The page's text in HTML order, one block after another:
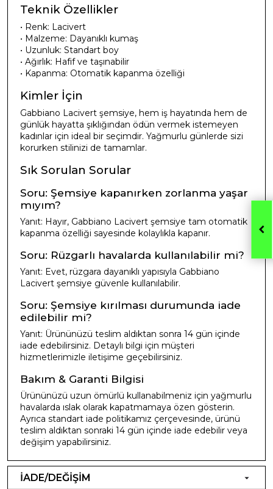
Teknik Özellikler
• Renk: Lacivert
• Malzeme: Dayanıklı kumaş
• Uzunluk: Standart boy
• Ağırlık: Hafif ve taşınabilir
• Kapanma: Otomatik kapanma özelliği
Kimler İçin
Gabbiano Lacivert şemsiye, hem iş hayatında hem de
günlük hayatta şıklığından ödün vermek istemeyen
kadınlar için ideal bir seçimdir. Yağmurlu günlerde sizi
korurken stilinizi de tamamlar.
Sık Sorulan Sorular
Soru: Şemsiye kapanırken zorlanma yaşar
mıyım?
Yanıt: Hayır, Gabbiano Lacivert şemsiye tam otomatik
kapanma özelliği sayesinde kolaylıkla kapanır.
Soru: Rüzgarlı havalarda kullanılabilir mi?
Yanıt: Evet, rüzgara dayanıklı yapısıyla Gabbiano
Lacivert şemsiye güvenle kullanılabilir.
Soru: Şemsiye kırılması durumunda iade
edilebilir mi?
Yanıt: Ürününüzü teslim aldıktan sonra 14 gün içinde
iade edebilirsiniz. Detaylı bilgi için müşteri
hizmetlerimizle iletişime geçebilirsiniz.
Bakım & Garanti Bilgisi
Ürününüzü uzun ömürlü kullanabilmeniz için yağmurlu
havalarda ıslak olarak kapatmamaya özen gösterin.
Ayrıca standart iade politikamız çerçevesinde, ürünü
teslim aldıktan sonraki 14 gün içinde iade edebilir veya
değişim yapabilirsiniz.
İADE/DEĞİŞİM